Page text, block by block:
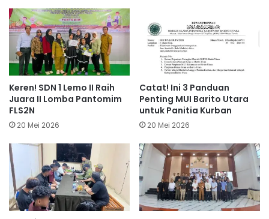
Keren! SDN 1 Lemo II Raih
Juara II Lomba Pantomim
FLS2N
20 Mei 2026
Catat! Ini 3 Panduan
Penting MUI Barito Utara
untuk Panitia Kurban
20 Mei 2026